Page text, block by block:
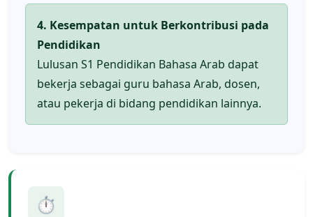
4. Kesempatan untuk Berkontribusi pada
Pendidikan
Lulusan S1 Pendidikan Bahasa Arab dapat
bekerja sebagai guru bahasa Arab, dosen,
atau pekerja di bidang pendidikan lainnya.
⏱️